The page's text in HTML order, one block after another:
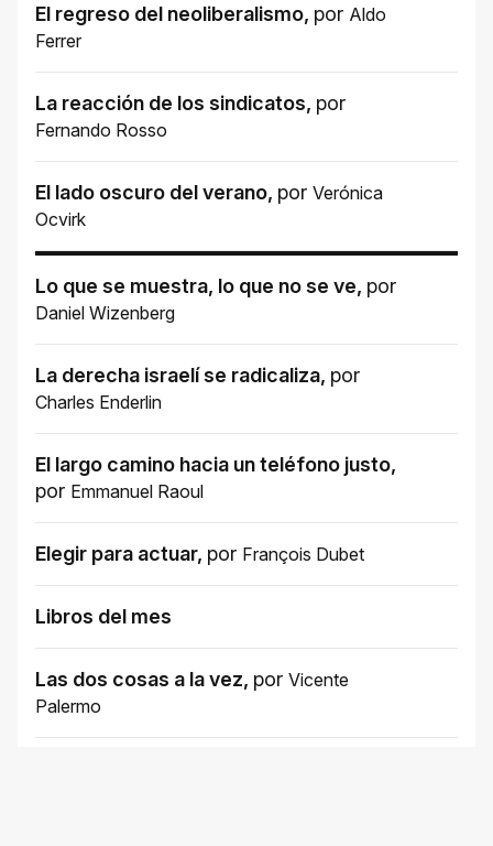
El regreso del neoliberalismo, por Aldo
Ferrer
La reacción de los sindicatos, por
Fernando Rosso
El lado oscuro del verano, por Verónica
Ocvirk
Lo que se muestra, lo que no se ve, por
Daniel Wizenberg
La derecha israelí se radicaliza, por
Charles Enderlin
El largo camino hacia un teléfono justo,
por Emmanuel Raoul
Elegir para actuar, por François Dubet
Libros del mes
Las dos cosas a la vez, por Vicente
Palermo